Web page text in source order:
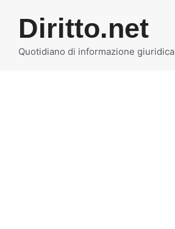
contenuto
Diritto.net
Quotidiano di informazione giuridica